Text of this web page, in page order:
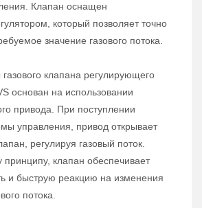
Клапан оснащен
который позволяет точно
значение газового потока.
клапана регулирующего
основан на использовании
привода. При поступлении
управления, привод открывает
регулируя газовый поток.
принципу, клапан обеспечивает
и быструю реакцию на изменения
потока.